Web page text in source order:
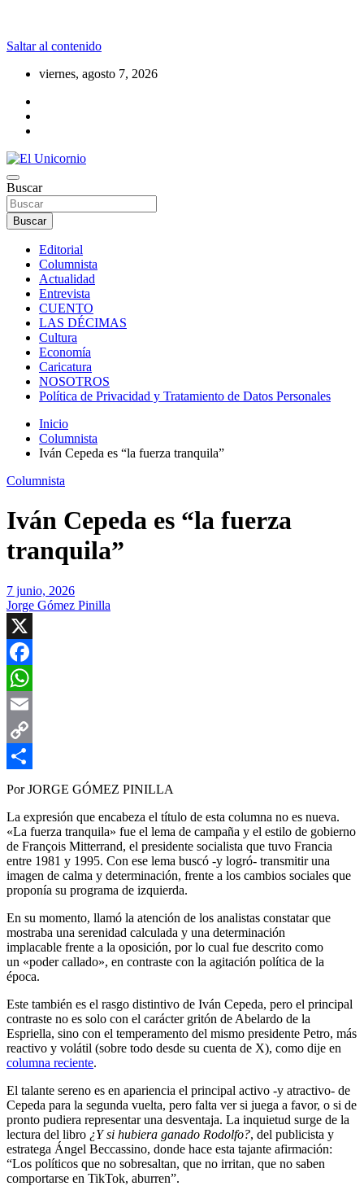
Saltar al contenido
viernes, agosto 7, 2026
El Unicornio
La realidad supera la fantasía
Buscar
Buscar
Editorial
Columnista
Actualidad
Entrevista
CUENTO
LAS DÉCIMAS
Cultura
Economía
Caricatura
NOSOTROS
Política de Privacidad y Tratamiento de Datos Personales
Inicio
Columnista
Iván Cepeda es “la fuerza tranquila”
Columnista
Iván Cepeda es “la fuerza
tranquila”
7 junio, 2026
Jorge Gómez Pinilla
X
Facebook
WhatsApp
Email
Copy
Link
Compartir
Por JORGE GÓMEZ PINILLA
La expresión que encabeza el título de esta columna no es nueva.
«La fuerza tranquila» fue el lema de campaña y el estilo de gobierno
de François Mitterrand, el presidente socialista que tuvo Francia
entre 1981 y 1995. Con ese lema buscó -y logró- transmitir una
imagen de calma y determinación, frente a los cambios sociales que
proponía su programa de izquierda.
En su momento, llamó la atención de los analistas constatar que
mostraba una serenidad calculada y una determinación
implacable frente a la oposición, por lo cual fue descrito como
un «poder callado», en contraste con la agitación política de la
época.
Este también es el rasgo distintivo de Iván Cepeda, pero el principal
contraste no es solo con el carácter gritón de Abelardo de la
Espriella, sino con el temperamento del mismo presidente Petro, más
reactivo y volátil (sobre todo desde su cuenta de X), como dije en
columna reciente.
El talante sereno es en apariencia el principal activo -y atractivo- de
Cepeda para la segunda vuelta, pero falta ver si juega a favor, o si de
pronto pudiera representar una desventaja. La inquietud surge de la
lectura del libro ¿Y si hubiera ganado Rodolfo?, del publicista y
estratega Ángel Beccassino, donde hace esta tajante afirmación:
“Los políticos que no sobresaltan, que no irritan, que no saben
comportarse en TikTok, aburren”.